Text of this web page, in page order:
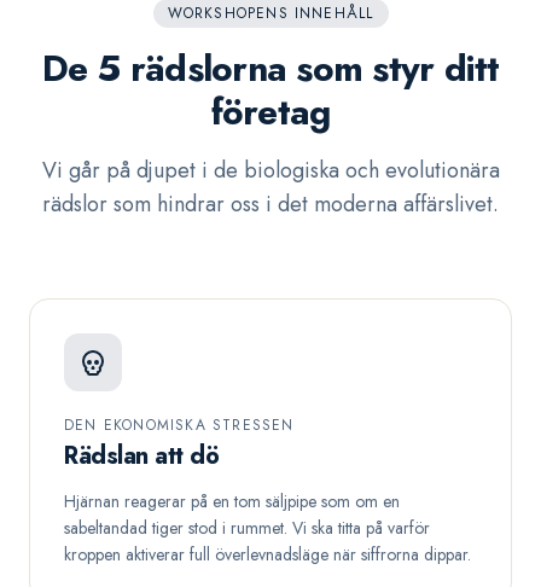
WORKSHOPENS INNEHÅLL
De 5 rädslorna som styr ditt
företag
Vi går på djupet i de biologiska och evolutionära
rädslor som hindrar oss i det moderna affärslivet.
DEN EKONOMISKA STRESSEN
Rädslan att dö
Hjärnan reagerar på en tom säljpipe som om en
sabeltandad tiger stod i rummet. Vi ska titta på varför
kroppen aktiverar full överlevnadsläge när siffrorna dippar.